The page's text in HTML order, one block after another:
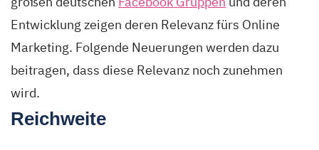
Entwicklung zeigen deren Relevanz fürs Online
Marketing. Folgende Neuerungen werden dazu
beitragen, dass diese Relevanz noch zunehmen
wird.
Reichweite